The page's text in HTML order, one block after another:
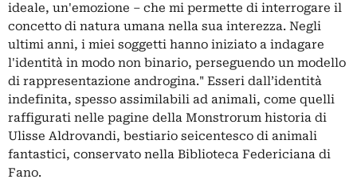
ideale, un'emozione – che mi permette di interrogare il
concetto di natura umana nella sua interezza. Negli
ultimi anni, i miei soggetti hanno iniziato a indagare
l'identità in modo non binario, perseguendo un modello
di rappresentazione androgina." Esseri dall’identità
indefinita, spesso assimilabili ad animali, come quelli
raffigurati nelle pagine della Monstrorum historia di
Ulisse Aldrovandi, bestiario seicentesco di animali
fantastici, conservato nella Biblioteca Federiciana di
Fano.